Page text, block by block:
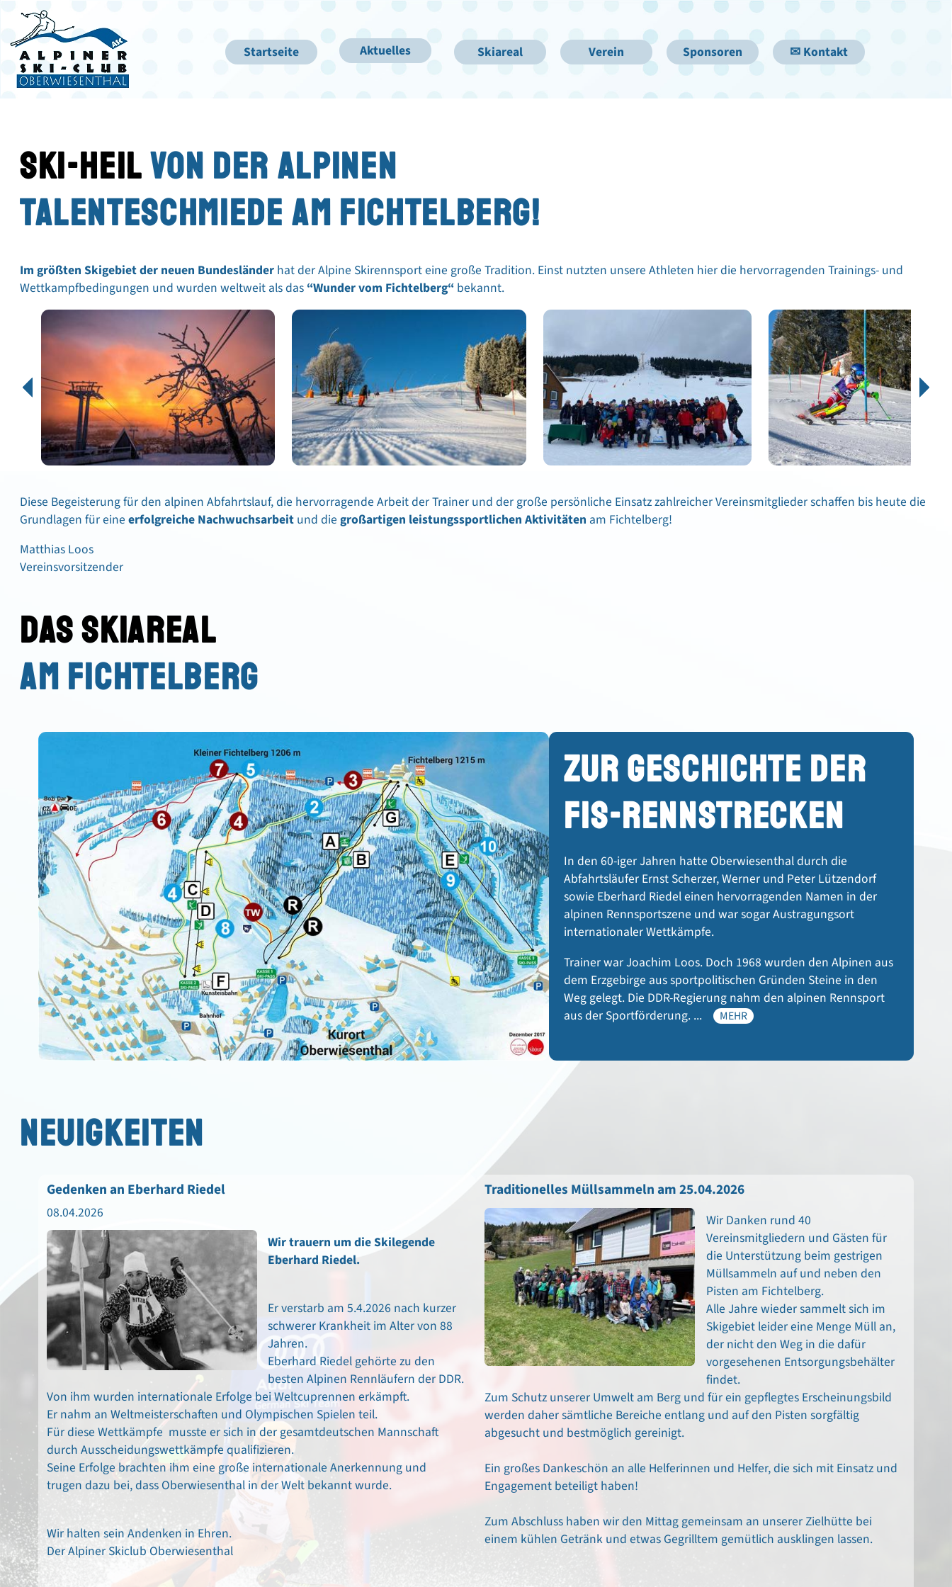
Startseite Aktuelles Skiareal Verein Sponsoren ✉ Kontakt
SKI-HEILVON DER ALPINEN
TALENTESCHMIEDE AM FICHTELBERG!
Im größten Skigebiet der neuen Bundesländerhat der Alpine Skirennsport eine große Tradition. Einst nutzten unsere Athleten hier die hervorragenden Trainings- und
Wettkampfbedingungen und wurden weltweit als das “Wunder vom Fichtelberg“ bekannt.
Diese Begeisterung für den alpinen Abfahrtslauf, die hervorragende Arbeit der Trainer und der große persönliche Einsatz zahlreicher Vereinsmitglieder schaffen bis heute die
Grundlagen für eine erfolgreiche Nachwuchsarbeitund die großartigen leistungssportlichen Aktivitäten am Fichtelberg!
Matthias Loos
Vereinsvorsitzender
DAS SKIAREAL
AM FICHTELBERG
ZUR GESCHICHTE DER
FIS-RENN­STRECKEN
In den 60-iger Jahren hatte Oberwiesenthal durch die
Abfahrtsläufer Ernst Scherzer, Werner und Peter Lützendorf
sowie Eberhard Riedel einen hervorragenden Namen in der
alpinen Rennsportszene und war sogar Austragungsort
internationaler Wettkämpfe.
Trainer war Joachim Loos. Doch 1968 wurden den Alpinen aus
dem Erzgebirge aus sportpolitischen Gründen Steine in den
Weg gelegt. Die DDR-Regierung nahm den alpinen Rennsport
aus der Sportförderung. ...
MEHR
NEUIGKEITEN
Gedenken an Eberhard Riedel
08.04.2026
Wir trauern um die Skilegende
Eberhard Riedel.
Er verstarb am 5.4.2026 nach kurzer
schwerer Krankheit im Alter von 88
Jahren.
Eberhard Riedel gehörte zu den
besten Alpinen Rennläufern der DDR.
Von ihm wurden internationale Erfolge bei Weltcuprennen erkämpft.
Er nahm an Weltmeisterschaften und Olympischen Spielen teil.
Für diese Wettkämpfe musste er sich in der gesamtdeutschen Mannschaft
durch Ausscheidungswettkämpfe qualifizieren.
Seine Erfolge brachten ihm eine große internationale Anerkennung und
trugen dazu bei, dass Oberwiesenthal in der Welt bekannt wurde.
Wir halten sein Andenken in Ehren.
Der Alpiner Skiclub Oberwiesenthal
Traditionelles Müllsammeln am 25.04.2026
Wir Danken rund 40
Vereinsmitgliedern und Gästen für
die Unterstützung beim gestrigen
Müllsammeln auf und neben den
Pisten am Fichtelberg.
Alle Jahre wieder sammelt sich im
Skigebiet leider eine Menge Müll an,
der nicht den Weg in die dafür
vorgesehenen Entsorgungsbehälter
findet.
Zum Schutz unserer Umwelt am Berg und für ein gepflegtes Erscheinungsbild
werden daher sämtliche Bereiche entlang und auf den Pisten sorgfältig
abgesucht und bestmöglich gereinigt.
Ein großes Dankeschön an alle Helferinnen und Helfer, die sich mit Einsatz und
Engagement beteiligt haben!
Zum Abschluss haben wir den Mittag gemeinsam an unserer Zielhütte bei
einem kühlen Getränk und etwas Gegrilltem gemütlich ausklingen lassen.